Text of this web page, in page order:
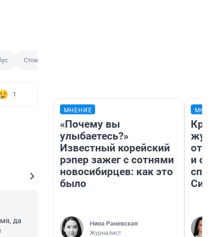
Стоимость проезда
1
да
МНЕНИЕ
«Почему вы
улыбаетесь?»
Известный корейский
рэпер зажег с сотнями
новосибирцев: как это
было
Нина Раневская
Журналист
и